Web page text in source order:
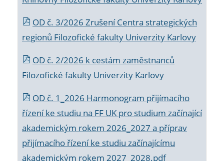
OD č. 3/2026 Zrušení Centra strategických
regionů Filozofické fakulty Univerzity Karlovy
OD č. 2/2026 k cestám zaměstnanců
Filozofické fakulty Univerzity Karlovy
OD č. 1_2026 Harmonogram přijímacího
řízení ke studiu na FF UK pro studium začínající
akademickým rokem 2026_2027 a příprav
přijímacího řízení ke studiu začínajícímu
akademickým rokem 2027_2028.pdf